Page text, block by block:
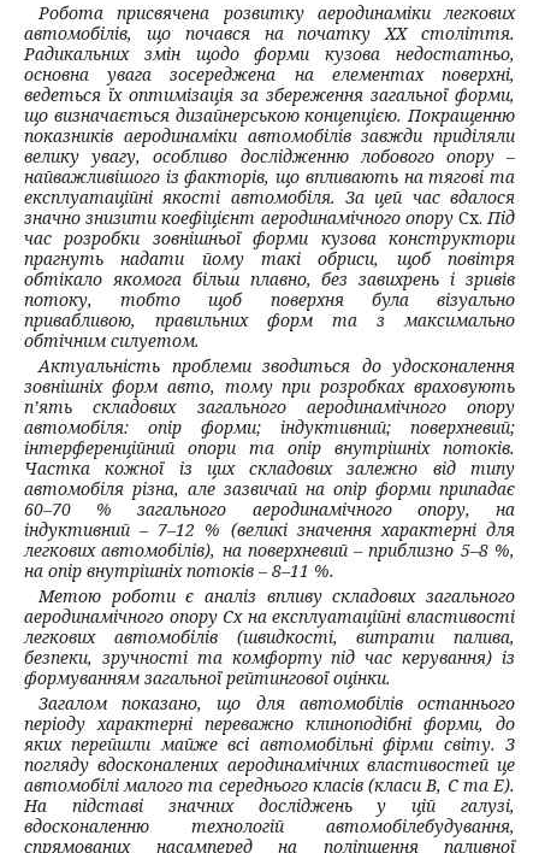
Робота присвячена розвитку аеродинаміки легкових
автомобілів, що почався на початку XX століття.
Радикальних змін щодо форми кузова недостатньо,
основна увага зосереджена на елементах поверхні,
ведеться їх оптимізація за збереження загальної форми,
що визначається дизайнерською концепцією. Покращенню
показників аеродинаміки автомобілів завжди приділяли
велику увагу, особливо дослідженню лобового опору –
найважливішого із факторів, що впливають на тягові та
експлуатаційні якості автомобіля. За цей час вдалося
значно знизити коефіцієнт аеродинамічного опору Сх. Під
час розробки зовнішньої форми кузова конструктори
прагнуть надати йому такі обриси, щоб повітря
обтікало якомога більш плавно, без завихрень і зривів
потоку, тобто щоб поверхня була візуально
привабливою, правильних форм та з максимально
обтічним силуетом.
Актуальність проблеми зводиться до удосконалення
зовнішніх форм авто, тому при розробках враховують
п’ять складових загального аеродинамічного опору
автомобіля: опір форми; індуктивний; поверхневий;
інтерференційний опори та опір внутрішніх потоків.
Частка кожної із цих складових залежно від типу
автомобіля різна, але зазвичай на опір форми припадає
60–70 % загального аеродинамічного опору, на
індуктивний – 7–12 % (великі значення характерні для
легкових автомобілів), на поверхневий – приблизно 5–8 %,
на опір внутрішніх потоків – 8–11 %.
Метою роботи є аналіз впливу складових загального
аеродинамічного опору Сх на експлуатаційні властивості
легкових автомобілів (швидкості, витрати палива,
безпеки, зручності та комфорту під час керування) із
формуванням загальної рейтингової оцінки.
Загалом показано, що для автомобілів останнього
періоду характерні переважно клиноподібні форми, до
яких перейшли майже всі автомобільні фірми світу. З
погляду вдосконалених аеродинамічних властивостей це
автомобілі малого та середнього класів (класи В, С та Е).
На підставі значних досліджень у цій галузі,
вдосконаленню технологій автомобілебудування,
спрямованих насамперед на поліпшення паливної